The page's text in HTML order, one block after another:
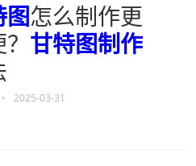
图怎么制作更
甘特图制作
• 2025-03-31